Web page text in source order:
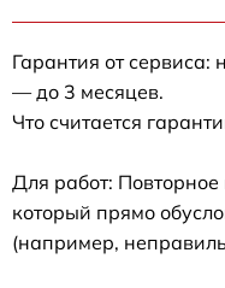
Гарантия от
— до 3 месяцев.
Что считается
Для работ:
который прямо
(например,